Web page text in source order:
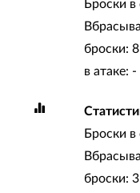
Броски
броски:
в атаке:
Броски в
броски: